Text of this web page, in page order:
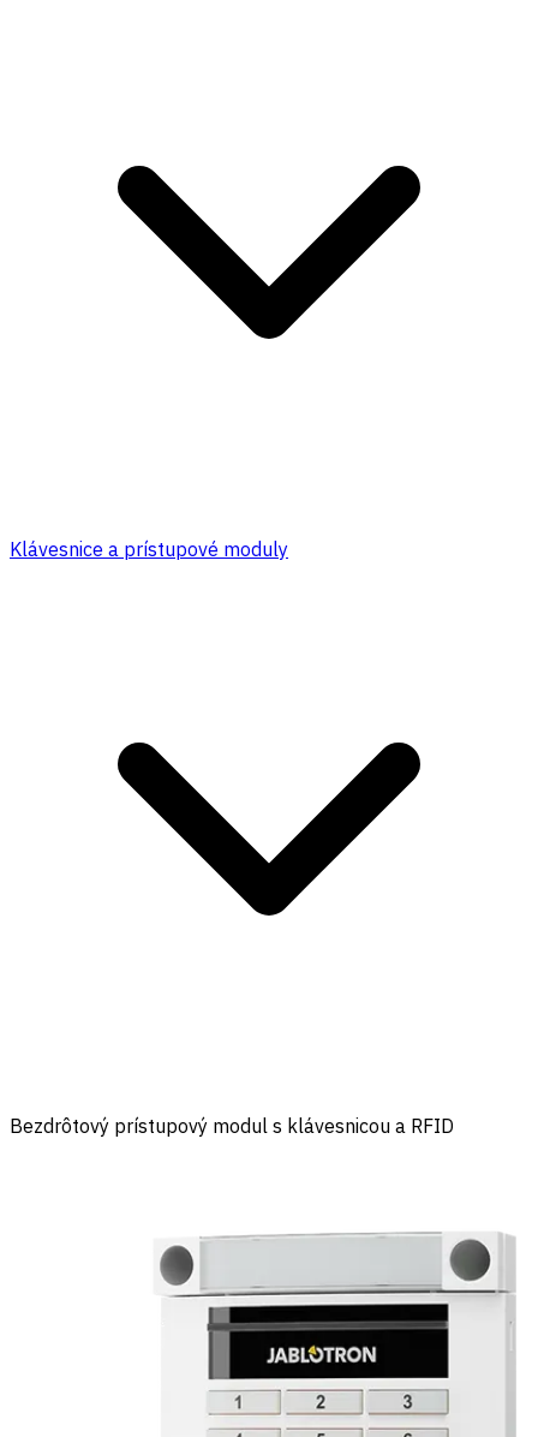
Klávesnice a prístupové moduly
Bezdrôtový prístupový modul s klávesnicou a RFID